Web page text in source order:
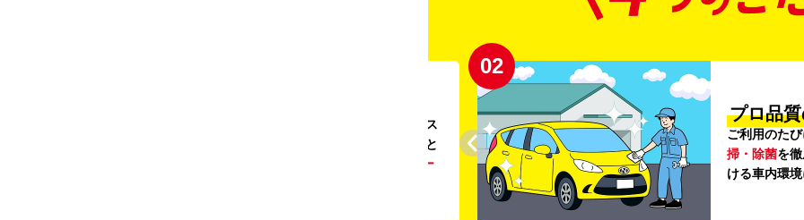
。ガソリンス
タンドや整備工場の既存インフラを活用すること
リー
02
プロ品
ご利用のた
掃・除菌を
ける車内環